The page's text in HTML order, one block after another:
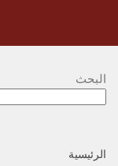
البحث
الرئيسية